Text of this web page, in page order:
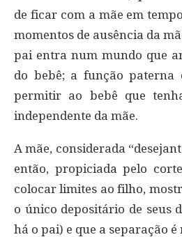
de ficar com a mãe em
momentos de ausência da
pai entra num mundo que
do bebê; a função paterna
permitir ao bebê que
independente da mãe.
A mãe, considerada
então, propiciada pelo
colocar limites ao filho,
o único depositário de seus
há o pai) e que a separação é